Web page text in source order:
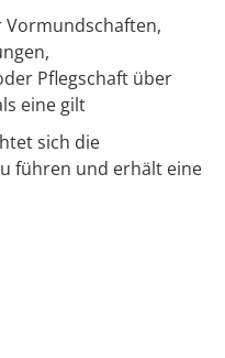
Pflegschaft über
eine gilt
sich die
führen und erhält eine